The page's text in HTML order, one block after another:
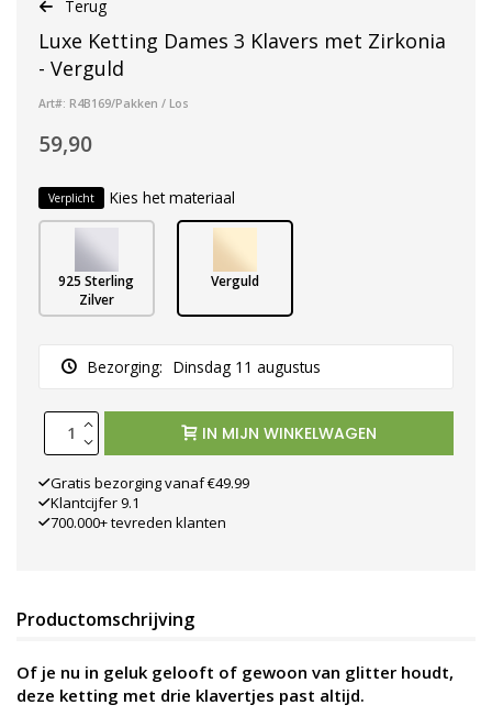
Terug
Luxe Ketting Dames 3 Klavers met Zirkonia
- Verguld
Art#: R4B169/Pakken / Los
59,90
Verplicht Kies het materiaal
925 Sterling
Zilver
Verguld
Bezorging: Dinsdag 11 augustus
IN MIJN WINKELWAGEN
Gratis bezorging vanaf €49.99
Klantcijfer 9.1
700.000+ tevreden klanten
Productomschrijving
Of je nu in geluk gelooft of gewoon van glitter houdt,
deze ketting met drie klavertjes past altijd.